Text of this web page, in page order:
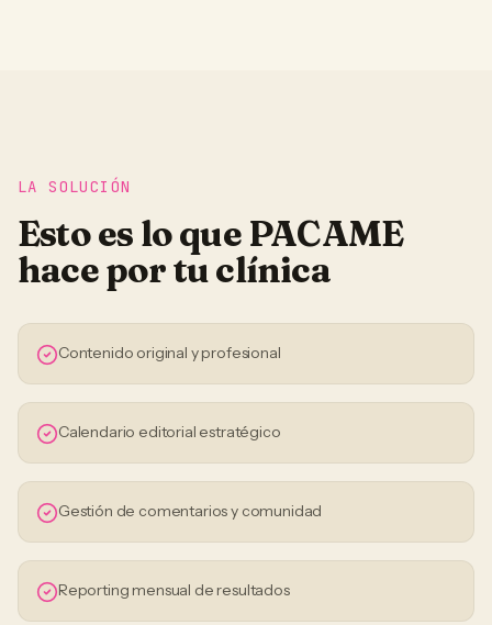
LA SOLUCIÓN
Esto es lo que PACAME
hace por tuclínica
Contenido original y profesional
Calendario editorial estratégico
Gestión de comentarios y comunidad
Reporting mensual de resultados